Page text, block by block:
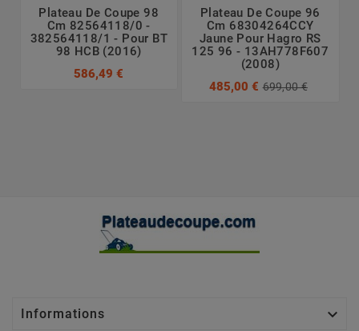
Plateau De Coupe 98
Cm 82564118/0 -
382564118/1 - Pour BT
98 HCB (2016)
586,49 €
Plateau De Coupe 96
Cm 68304264CCY
Jaune Pour Hagro RS
125 96 - 13AH778F607
(2008)
485,00 € 699,00 €
Informations 